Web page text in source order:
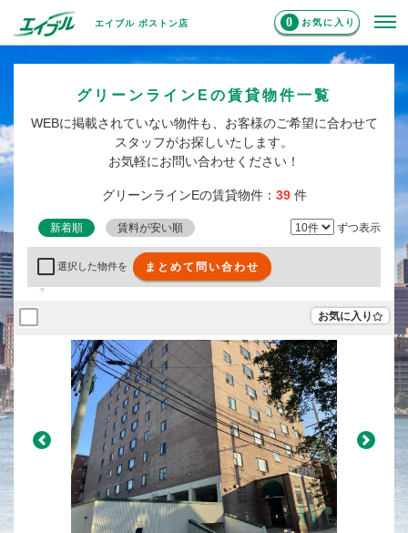
エイブル ボストン店 0 お気に入り
グリーンラインEの賃貸物件一覧
WEBに掲載されていない物件も、お客様のご希望に合わせて
スタッフがお探しいたします。
お気軽にお問い合わせください！
グリーンラインEの賃貸物件： 39件
選択した物件を まとめて問い合わせ
新着順 賃料が安い順 ずつ表示
お気に入り
Previous Next